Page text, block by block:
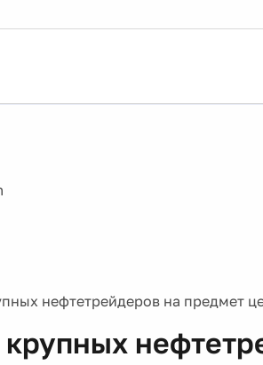
нефтетрейдеров на предмет